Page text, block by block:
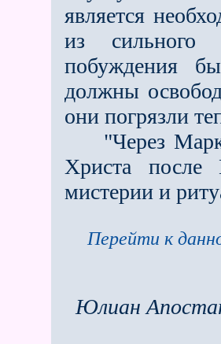
является
из сильного
побуждения
должны
они погрязли
"Через
Христа после
мистерии и
Перейти к
Юлиан